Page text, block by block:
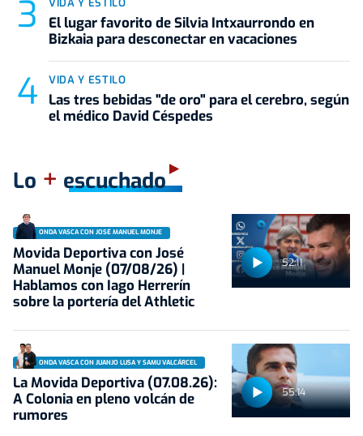
El lugar favorito de Silvia Intxaurrondo en
Bizkaia para desconectar en vacaciones
VIDA Y ESTILO
Las tres bebidas "de oro" para el cerebro, según
el médico David Céspedes
Lo + escuchado
52:11
ONDA VASCA CON JOSÉ MANUEL MONJE
Movida Deportiva con José
Manuel Monje (07/08/26) |
Hablamos con Iago Herrerín
sobre la portería del Athletic
55:14
ONDA VASCA CON JUANJO LUSA Y SAMU VALCÁRCEL
La Movida Deportiva (07.08.26):
A Colonia en pleno volcán de
rumores